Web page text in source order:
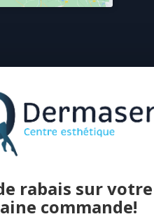
rabais sur votre
commande!